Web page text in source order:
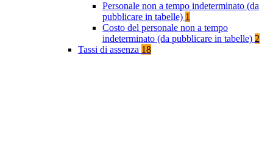
Personale non a tempo indeterminato (da
pubblicare in tabelle) 1
Costo del personale non a tempo
indeterminato (da pubblicare in tabelle) 2
Tassi di assenza 18